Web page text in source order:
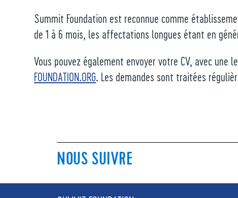
Summit Foundation est reconnue comme
de 1 à 6 mois, les affectations longues étant en
Vous pouvez également envoyer votre CV, avec
FOUNDATION.ORG. Les demandes sont traitées
NOUS SUIVRE